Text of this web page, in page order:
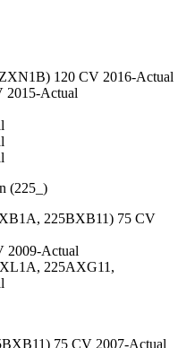
120 CV 2016-Actual
2015-Actual
(225_)
225BXB11) 75 CV
2009-Actual
225AXG11,
75 CV 2007-Actual